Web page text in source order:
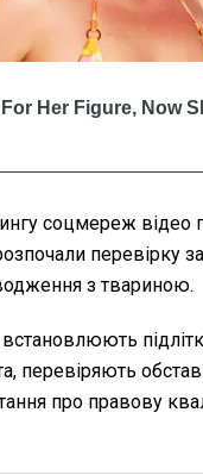
соцмереж відео
перевірку
з твариною.
встановлюють
перевіряють
про правову